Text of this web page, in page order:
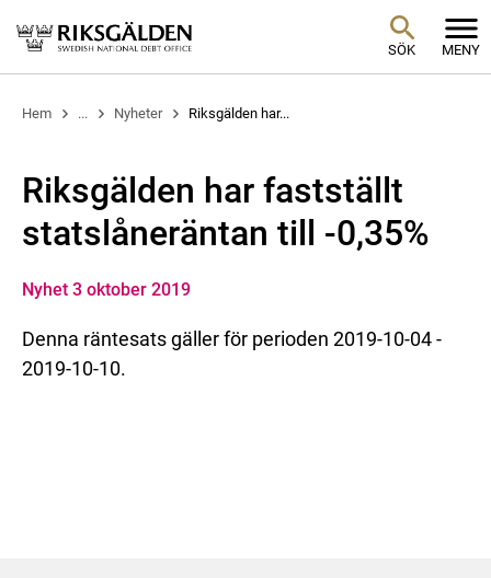
SÖK MENY
Hem ... Nyheter Riksgälden har...
Riksgälden har fastställt
statslåneräntan till -0,35%
Nyhet 3 oktober 2019
Denna räntesats gäller för perioden 2019-10-04 -
2019-10-10.